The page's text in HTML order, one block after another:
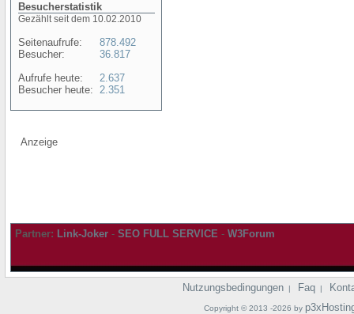
Besucherstatistik
Gezählt seit dem 10.02.2010
Seitenaufrufe:
Besucher:
Aufrufe heute:
Besucher heute:
878.492
36.817
2.637
2.351
Anzeige
Partner: Link-Joker - SEO FULL SERVICE - W3Forum
Nutzungsbedingungen | Faq |
Copyright © 2013 -2026 by